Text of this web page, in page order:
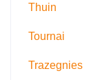
Thuin
Tournai
Trazegnies